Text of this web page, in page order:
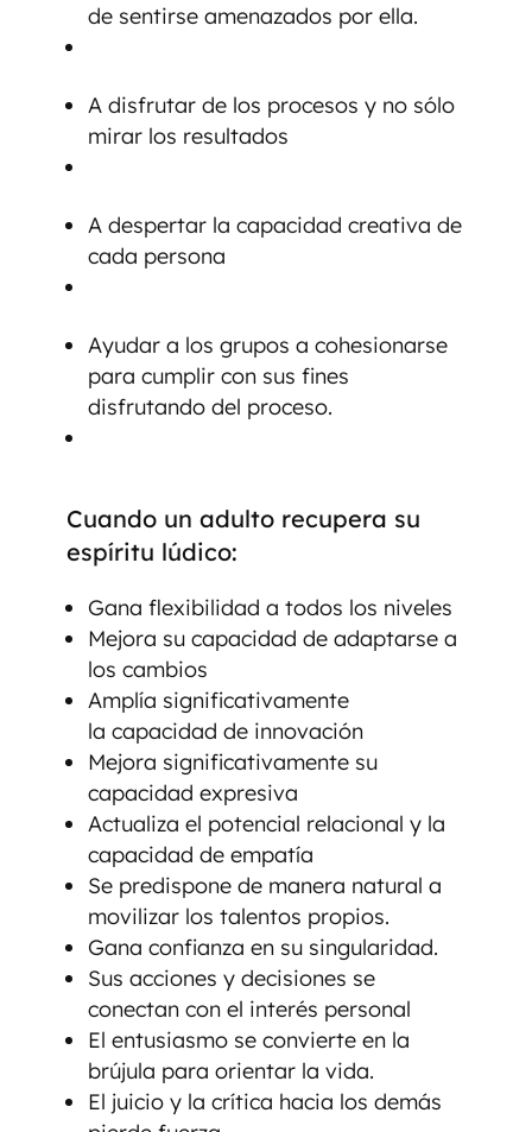
de sentirse amenazados por ella.
A disfrutar de los procesos y no sólo
mirar los resultados
A despertar la capacidad creativa de
cada persona
Ayudar a los grupos a cohesionarse
para cumplir con sus fines
disfrutando del proceso.
Cuando un adulto recupera su
espíritu lúdico:
Gana flexibilidad a todos los niveles
Mejora su capacidad de adaptarse a
los cambios
Amplía significativamente
la capacidad de innovación
Mejora significativamente su
capacidad expresiva
Actualiza el potencial relacional y la
capacidad de empatía
Se predispone de manera natural a
movilizar los talentos propios.
Gana confianza en su singularidad.
Sus acciones y decisiones se
conectan con el interés personal
El entusiasmo se convierte en la
brújula para orientar la vida.
El juicio y la crítica hacia los demás